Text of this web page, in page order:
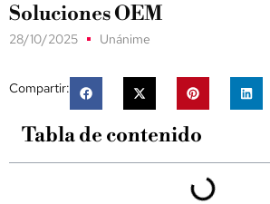
Soluciones OEM
28/10/2025 Unánime
Compartir:
Tabla de contenido